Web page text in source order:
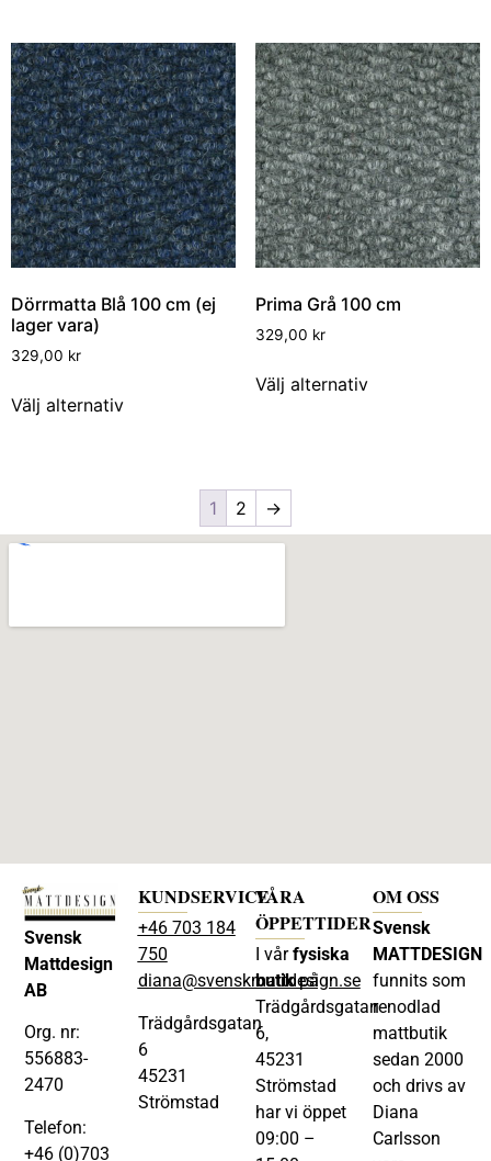
Dörrmatta Blå 100 cm (ej
lager vara)
329,00 kr
Välj alternativ
Prima Grå 100 cm
329,00 kr
Välj alternativ
1 2 →
Svensk
Mattdesign
AB
Org. nr:
556883-
2470
Telefon:
+46 (0)703
KUNDSERVICE
+46 703 184
750
diana@svenskmattdesign.se
Trädgårdsgatan
6
45231
Strömstad
VÅRA
ÖPPETTIDER
I vårfysiska
butikpå
Trädgårdsgatan
6,
45231
Strömstad
har vi öppet
09:00 –
OM OSS
Svensk
MATTDESIGN
funnits som
renodlad
mattbutik
sedan 2000
och drivs av
Diana
Carlsson